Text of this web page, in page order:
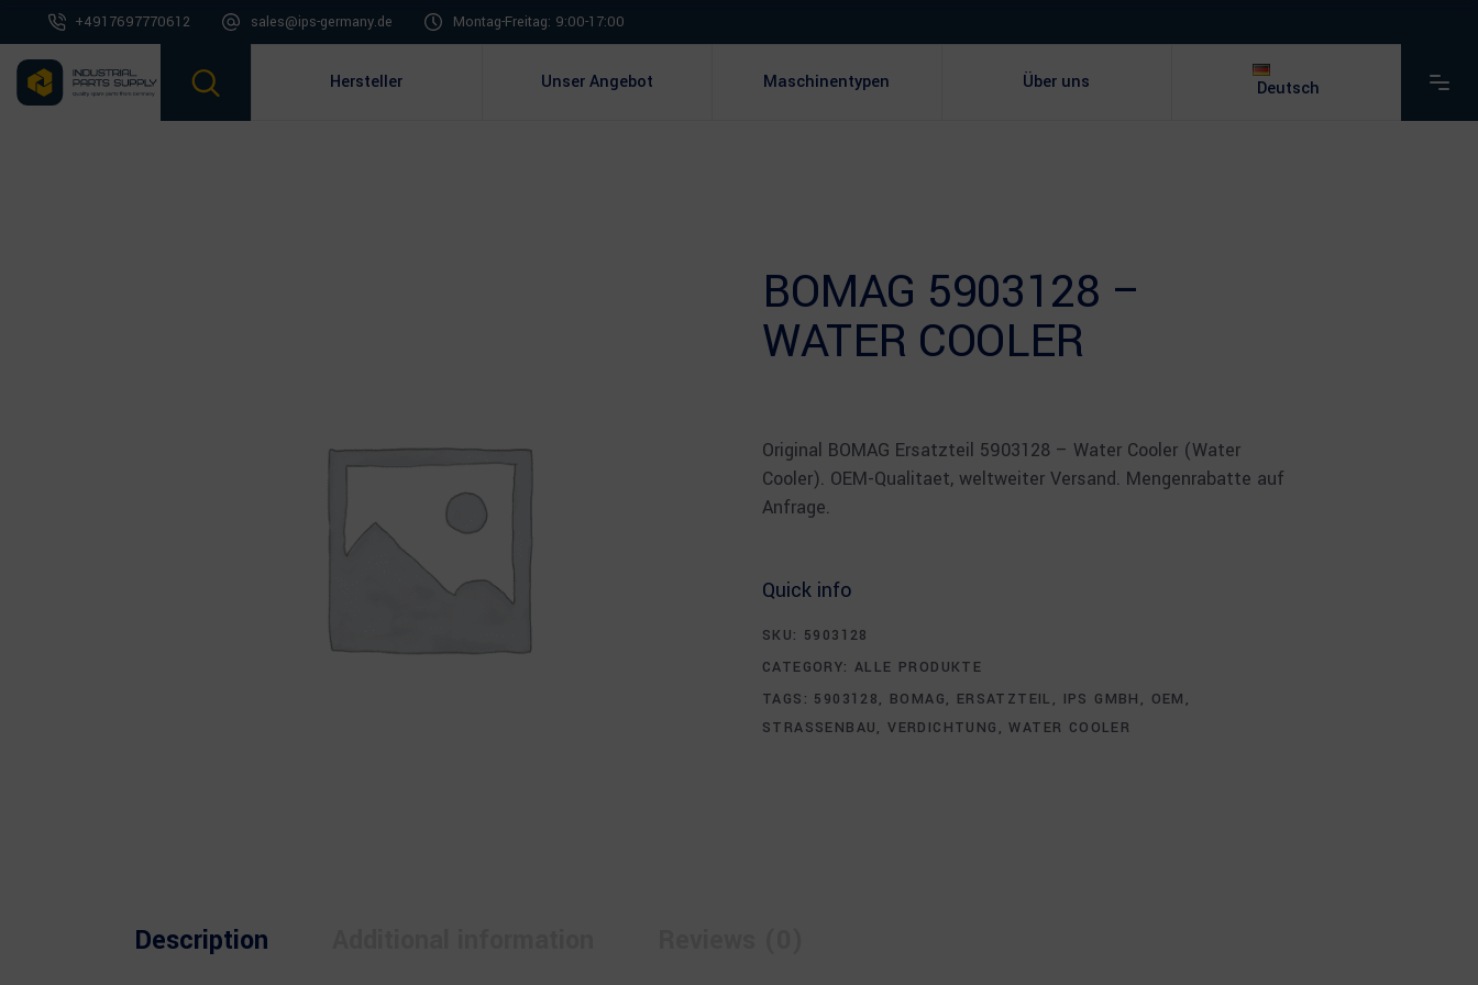
+4917697770612 sales@ips-germany.de Montag-Freitag: 9:00-17:00
Hersteller Unser Angebot Maschinentypen Über uns Deutsch
BOMAG 5903128 –
WATER COOLER
Original BOMAG Ersatzteil 5903128 – Water Cooler (Water
Cooler). OEM-Qualitaet, weltweiter Versand. Mengenrabatte auf
Anfrage.
Quick info
SKU: 5903128
CATEGORY:ALLE PRODUKTE
TAGS: 5903128, BOMAG, ERSATZTEIL , IPS GMBH , OEM ,
STRASSENBAU,VERDICHTUNG ,WATER COOLER
Description